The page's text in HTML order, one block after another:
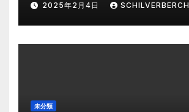
2025年2月4日 SCHILVERBERCH
未分類